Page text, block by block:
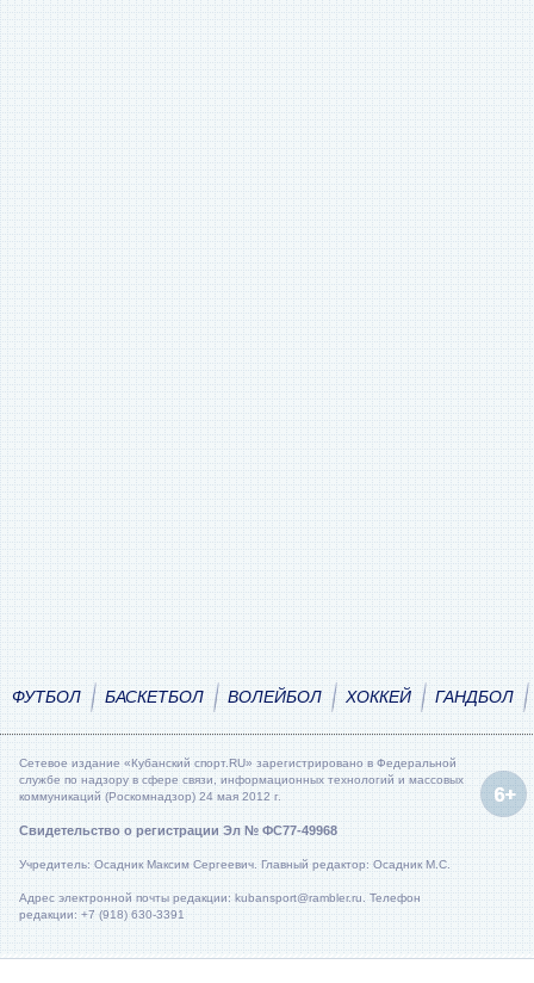
ФУТБОЛ БАСКЕТБОЛ ВОЛЕЙБОЛ ХОККЕЙ ГАНДБОЛ
Сетевое издание «Кубанский спорт.RU» зарегистрировано в Федеральной
службе по надзору в сфере связи, информационных технологий и массовых
коммуникаций (Роскомнадзор) 24 мая 2012 г.
Свидетельство о регистрации Эл № ФС77-49968
Учредитель: Осадник Максим Сергеевич. Главный редактор: Осадник М.С.
Адрес электронной почты редакции: kubansport@rambler.ru. Телефон
редакции: +7 (918) 630-3391